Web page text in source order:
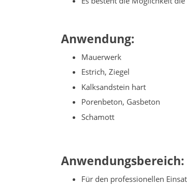
Anwendung:
Mauerwerk
Estrich, Ziegel
Kalksandstein hart
Porenbeton, Gasbeton
Schamott
Anwendungsbereich:
Für den professionellen